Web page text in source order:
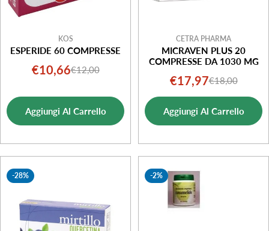
KOS
ESPERIDE 60 COMPRESSE
Prezzo
vendita
€10,66Prezzo
€12,00
Aggiungi Al Carrello
CETRA PHARMA
MICRAVEN PLUS 20
COMPRESSE DA 1030 MG
Prezzo
di
vendita
€17,97Prezzo
normale
€18,00
Aggiungi Al Carrello
-28% -2%